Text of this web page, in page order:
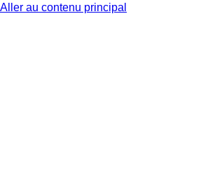
Aller au contenu principal